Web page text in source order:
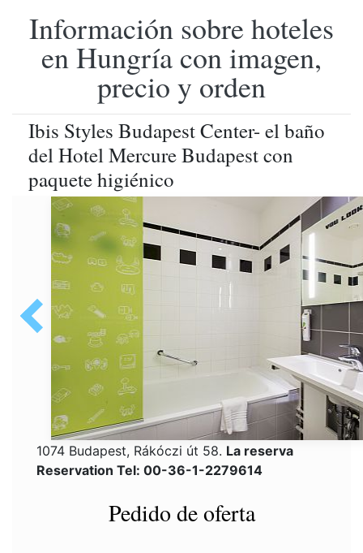
Información sobre hoteles
en Hungría con imagen,
precio y orden
Ibis Styles Budapest Center- el baño
del Hotel Mercure Budapest con
paquete higiénico
1074 Budapest, Rákóczi út 58. La reserva
Reservation Tel: 00-36-1-2279614
Pedido de oferta